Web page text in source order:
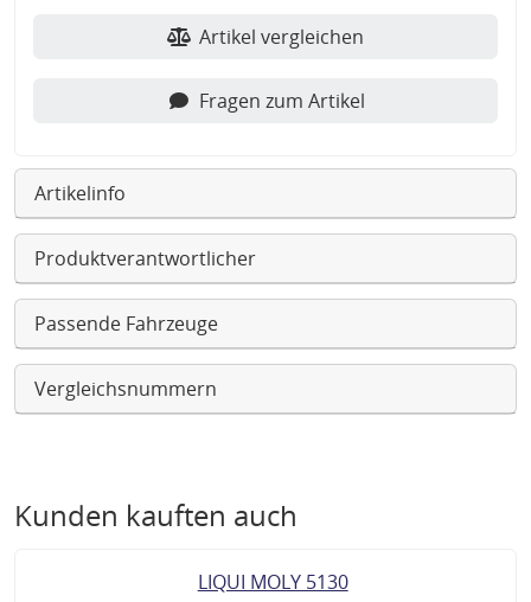
Artikel vergleichen
Fragen zum Artikel
Artikelinfo
Produktverantwortlicher
Passende Fahrzeuge
Vergleichsnummern
Kunden kauften auch
LIQUI MOLY 5130